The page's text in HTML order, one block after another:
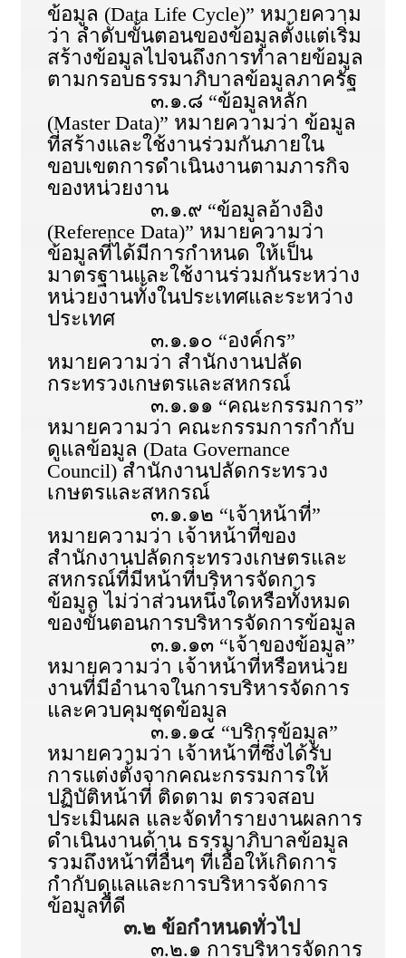
ข้อมูล (Data Life Cycle)” หมายความ
ว่า ลำดับขั้นตอนของข้อมูลตั้งแต่เริ่ม
สร้างข้อมูลไปจนถึงการทำลายข้อมูล
ตามกรอบธรรมาภิบาลข้อมูลภาครัฐ
๓.๑.๘ “ข้อมูลหลัก
(Master Data)” หมายความว่า ข้อมูล
ที่สร้างและใช้งานร่วมกันภายใน
ขอบเขตการดำเนินงานตามภารกิจ
ของหน่วยงาน
๓.๑.๙ “ข้อมูลอ้างอิง
(Reference Data)” หมายความว่า
ข้อมูลที่ได้มีการกำหนด ให้เป็น
มาตรฐานและใช้งานร่วมกันระหว่าง
หน่วยงานทั้งในประเทศและระหว่าง
ประเทศ
๓.๑.๑๐ “องค์กร”
หมายความว่า สำนักงานปลัด
กระทรวงเกษตรและสหกรณ์
๓.๑.๑๑ “คณะกรรมการ”
หมายความว่า คณะกรรมการกำกับ
ดูแลข้อมูล (Data Governance
Council) สำนักงานปลัดกระทรวง
เกษตรและสหกรณ์
๓.๑.๑๒ “เจ้าหน้าที่”
หมายความว่า เจ้าหน้าที่ของ
สำนักงานปลัดกระทรวงเกษตรและ
สหกรณ์ที่มีหน้าที่บริหารจัดการ
ข้อมูล ไม่ว่าส่วนหนึ่งใดหรือทั้งหมด
ของขั้นตอนการบริหารจัดการข้อมูล
๓.๑.๑๓ “เจ้าของข้อมูล”
หมายความว่า เจ้าหน้าที่หรือหน่วย
งานที่มีอำนาจในการบริหารจัดการ
และควบคุมชุดข้อมูล
๓.๑.๑๔ “บริกรข้อมูล”
หมายความว่า เจ้าหน้าที่ซึ่งได้รับ
การแต่งตั้งจากคณะกรรมการให้
ปฏิบัติหน้าที่ ติดตาม ตรวจสอบ
ประเมินผล และจัดทำรายงานผลการ
ดำเนินงานด้าน ธรรมาภิบาลข้อมูล
รวมถึงหน้าที่อื่นๆ ที่เอื้อให้เกิดการ
กำกับดูแลและการบริหารจัดการ
ข้อมูลที่ดี
๓.๒ ข้อกำหนดทั่วไป
๓.๒.๑ การบริหารจัดการ